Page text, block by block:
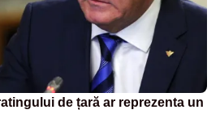
de țară ar reprezenta un